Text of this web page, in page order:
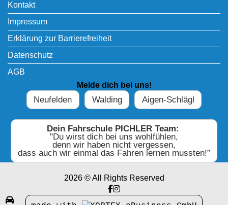

Kontakt
Impressum
Erklärung zur Barrierefreiheit
Datenschutz
AGB
Melde dich bei uns!
Neufelden Walding Aigen-Schlägl
Dein Fahrschule PICHLER Team:
"Du wirst dich bei uns wohlfühlen,
denn wir haben nicht vergessen,
dass auch wir einmal das Fahren lernen mussten!”
2026 © All Rights Reserved